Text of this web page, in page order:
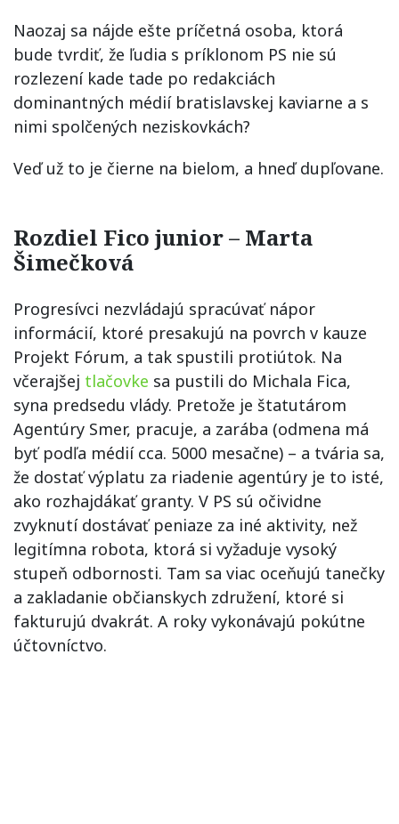
Naozaj sa nájde ešte príčetná osoba, ktorá
bude tvrdiť, že ľudia s príklonom PS nie sú
rozlezení kade tade po redakciách
dominantných médií bratislavskej kaviarne a s
nimi spolčených neziskovkách?
Veď už to je čierne na bielom, a hneď dupľovane.
Rozdiel Fico junior – Marta
Šimečková
Progresívci nezvládajú spracúvať nápor
informácií, ktoré presakujú na povrch v kauze
Projekt Fórum, a tak spustili protiútok. Na
včerajšej tlačovke sa pustili do Michala Fica,
syna predsedu vlády. Pretože je štatutárom
Agentúry Smer, pracuje, a zarába (odmena má
byť podľa médií cca. 5000 mesačne) – a tvária sa,
že dostať výplatu za riadenie agentúry je to isté,
ako rozhajdákať granty. V PS sú očividne
zvyknutí dostávať peniaze za iné aktivity, než
legitímna robota, ktorá si vyžaduje vysoký
stupeň odbornosti. Tam sa viac oceňujú tanečky
a zakladanie občianskych združení, ktoré si
fakturujú dvakrát. A roky vykonávajú pokútne
účtovníctvo.